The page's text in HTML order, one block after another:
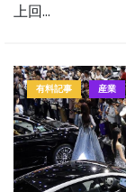
上回…
有料記事 産業